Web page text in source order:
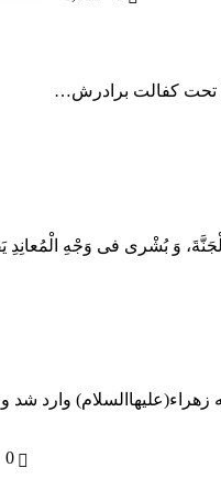
وَ بُشْرى فى وَجْهِ
وارد
0